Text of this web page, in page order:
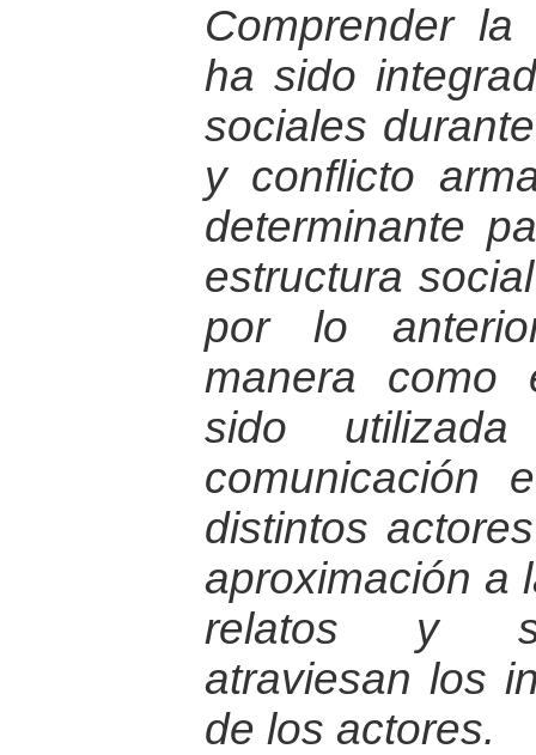
Comprender
ha sido
sociales
y conflicto
determinante
estructura
por lo
manera como
sido
comunicación
distintos
aproximación a
relatos y
atraviesan los
de los actores.